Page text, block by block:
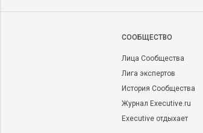
CООБЩЕСТВО
Лица Сообщества
Лига экспертов
История Сообщества
Журнал Executive.ru
Executive отдыхает